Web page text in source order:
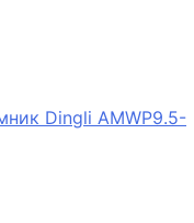
Dingli AMWP9.5-